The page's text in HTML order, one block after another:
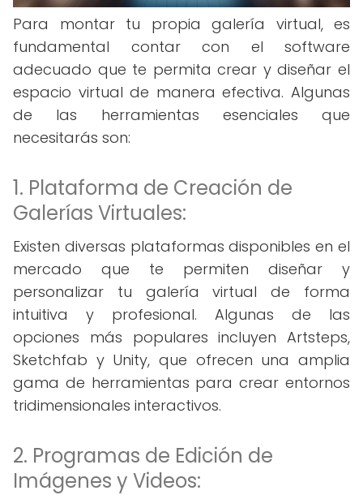
Para montar tu propia galería virtual, es
fundamental contar con el software
adecuado que te permita crear y diseñar el
espacio virtual de manera efectiva. Algunas
de las herramientas esenciales que
necesitarás son:
1. Plataforma de Creación de
Galerías Virtuales:
Existen diversas plataformas disponibles en el
mercado que te permiten diseñar y
personalizar tu galería virtual de forma
intuitiva y profesional. Algunas de las
opciones más populares incluyen Artsteps,
Sketchfab y Unity, que ofrecen una amplia
gama de herramientas para crear entornos
tridimensionales interactivos.
2. Programas de Edición de
Imágenes y Videos: